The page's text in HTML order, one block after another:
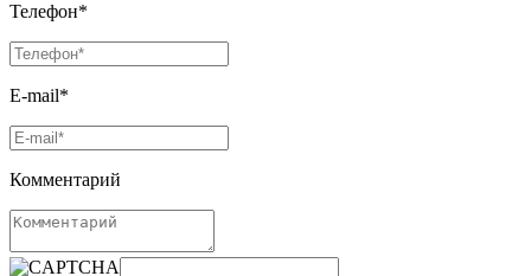
Телефон*
E-mail*
Комментарий